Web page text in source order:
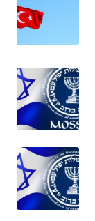
DISCLAIMER
News
Regional
WN
WN
JAKARTA